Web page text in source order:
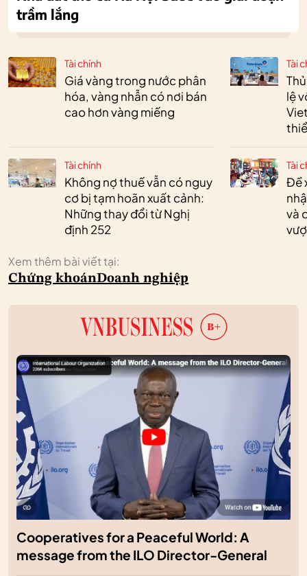
Tài chính
Giá vàng trong nước phân
hóa, vàng nhẫn có nơi bán
cao hơn vàng miếng
Tài chính
Không nợ thuế vẫn có nguy
cơ bị tạm hoãn xuất cảnh:
Những thay đổi từ Nghị
định 252
Tài
lệ
Tài
Đề
và
Xem thêm bài viết tại:
Chứng khoánDoanh nghiệp
trầm lắng
Cooperatives for a Peaceful World: A
message from the ILO Director-General